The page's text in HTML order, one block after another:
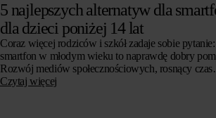
5 najlepszych alternatyw dla
dla dzieci poniżej 14 lat
Coraz więcej rodziców i szkół zadaje sobie
smartfon w młodym wieku to naprawdę dobry
Rozwój mediów społecznościowych, rosnący czas
spędzany przed ekranem i obawy o zdrowie
Czytaj więcej